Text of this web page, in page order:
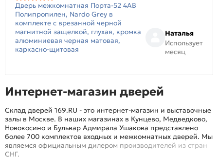
Дверь межкомнатная Порта-52 4AB
Полипропилен, Nardo Grey в
комплекте с врезанной черной
магнитной защелкой, глухая, кромка
алюминиевая черная матовая,
каркасно-щитовая
Наталья
Использует
месяц
Интернет-магазин дверей
Склад дверей 169.RU - это интернет-магазин и выставочные
залы в Москве. В наших магазинах в Кунцево, Медведково,
Новокосино и Бульвар Адмирала Ушакова представлено
более 700 комплектов входных и межкомнатных дверей. Мы
являемся официальным дилером производителей из стран
СНГ.